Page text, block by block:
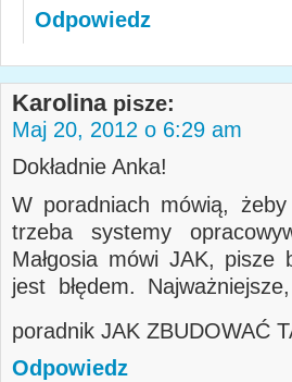
Odpowiedz
Karolina pisze:
Maj 20, 2012 o 6:29 am
Dokładnie Anka!
W poradniach mówią,
trzeba systemy
Małgosia mówi JAK,
jest błędem.
poradnik JAK ZBUDOWAĆ
Odpowiedz